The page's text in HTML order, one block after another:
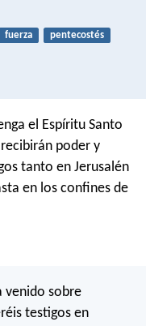
fuerza
pentecostés
el Espíritu Santo
poder y
tanto en Jerusalén
en los confines de
venido sobre
testigos en